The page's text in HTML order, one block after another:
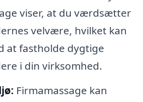
viser, at du værdsætter
velvære, hvilket kan
at fastholde dygtige
i din virksomhed.
Firmamassage kan